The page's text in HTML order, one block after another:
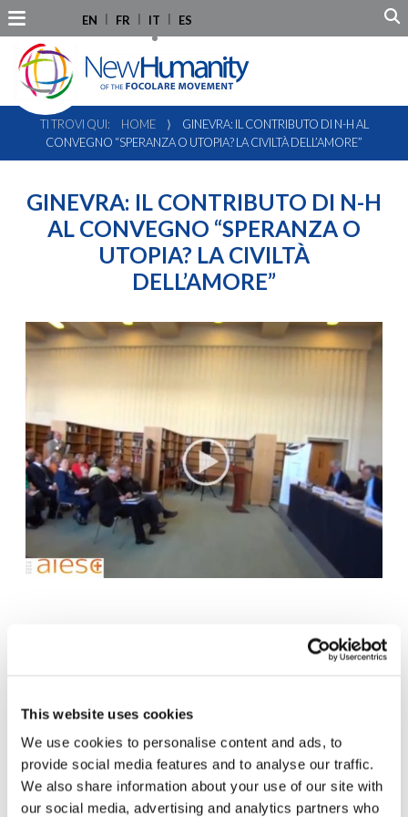
This website uses cookies
We use cookies to personalise content and ads, to
provide social media features and to analyse our traffic.
We also share information about your use of our site with
our social media, advertising and analytics partners who
EN FR IT ES
TI TROVI QUI: HOME ⟩
GINEVRA: IL CONTRIBUTO DI N-H AL
CONVEGNO “SPERANZA O UTOPIA? LA CIVILTÀ DELL’AMORE”
GINEVRA: IL CONTRIBUTO DI N-H
AL CONVEGNO “SPERANZA O
UTOPIA? LA CIVILTÀ
DELL’AMORE”
Si è svolto lo scorso 30 ottobre presso la Biblioteca del
Palazzo delle Nazioni a Ginevra, il convegno“Speranza o
Utopia? La civiltà dell’Amore”. L’evento ha segnatola
celebrazione della figura di Papa Paolo VI presso l’ONU,